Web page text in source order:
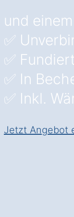
und einem
✅
✅
✅ In
✅ Inkl.
Jetzt Angebot